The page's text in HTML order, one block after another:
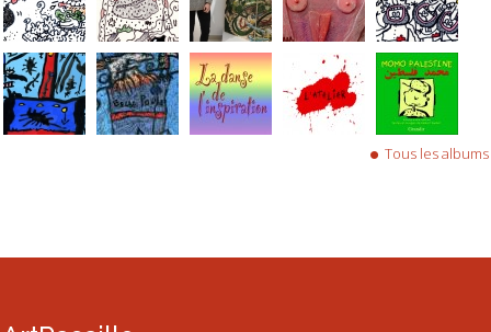
Tous les albums